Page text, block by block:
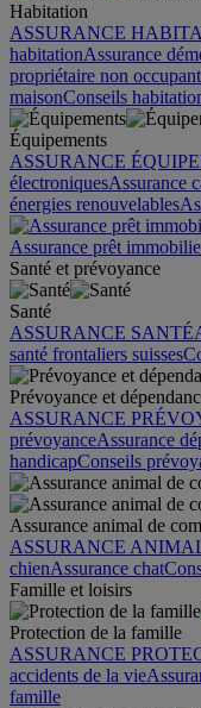
Habitation
ASSURANCE
habitationAssurance
propriétaire non occupant
maisonConseils
Équipements
ASSURANCE
électroniquesAssurance
énergies renouvelables
Assurance prêt
Santé et prévoyance
Santé
ASSURANCE SANTÉ
santé frontaliers suisses
Prévoyance et
ASSURANCE
prévoyanceAssurance
handicapConseils
Assurance animal de
ASSURANCE
chienAssurance chat
Famille et loisirs
Protection de la famille
ASSURANCE
accidents de la vie
famille